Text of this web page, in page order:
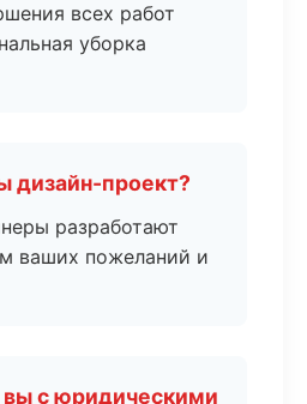
всех работ
уборка
дизайн-проект?
разработают
ваших пожеланий и
вы с юридическими